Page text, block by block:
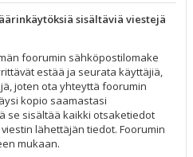
sisältäviä viestejä
foorumin sähköpostilomake
estää ja seurata käyttäjiä,
joten ota yhteyttä foorumin
kopio saamastasi
se sisältää kaikki otsaketiedot
lähettäjän tiedot. Foorumin
mukaan.